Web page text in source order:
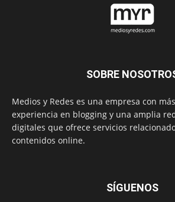
SOBRE
Medios y Redes es una empresa con
experiencia en blogging y una amplia
digitales que ofrece servicios
contenidos online.
SÍGUENOS